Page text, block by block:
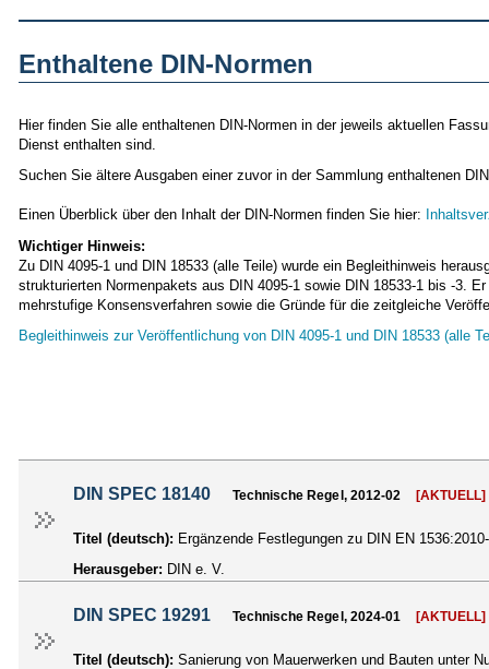
Enthaltene DIN-Normen
Hier finden Sie alle enthaltenen DIN-Normen in der jeweils aktuellen
Dienst enthalten sind.
Suchen Sie ältere Ausgaben einer zuvor in der Sammlung enthaltenen
Einen Überblick über den Inhalt der DIN-Normen finden Sie hier:
Wichtiger Hinweis:
Zu DIN 4095-1 und DIN 18533 (alle Teile) wurde ein Begleithinweis
strukturierten Normenpakets aus DIN 4095-1 sowie DIN 18533-1 bis -3.
mehrstufige Konsensverfahren sowie die Gründe für die zeitgleiche
Begleithinweis zur Veröffentlichung von DIN 4095-1 und DIN 18533 (alle
DIN SPEC 18140 Technische Regel, 2012-02 [AKTUELL]
Titel (deutsch): Ergänzende Festlegungen zu DIN EN
Herausgeber: DIN e. V.
DIN SPEC 19291 Technische Regel, 2024-01 [AKTUELL]
Titel (deutsch): Sanierung von Mauerwerken und Bauten unter